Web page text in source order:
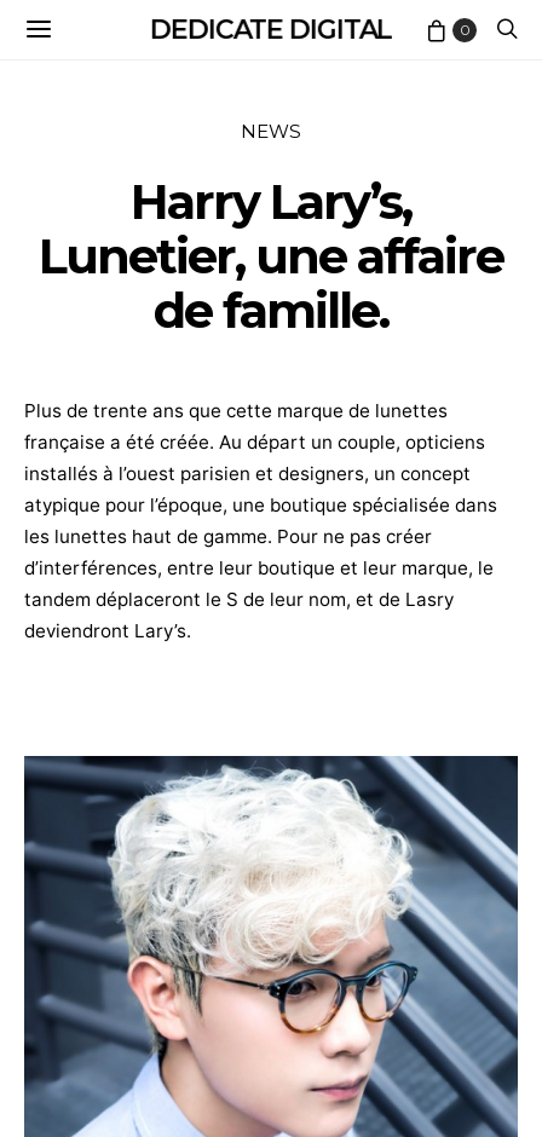
DEDICATE DIGITAL 0
NEWS
Harry Lary’s,
Lunetier, une affaire
de famille.
Plus de trente ans que cette marque de lunettes
française a été créée. Au départ un couple, opticiens
installés à l’ouest parisien et designers, un concept
atypique pour l’époque, une boutique spécialisée dans
les lunettes haut de gamme. Pour ne pas créer
d’interférences, entre leur boutique et leur marque, le
tandem déplaceront le S de leur nom, et de Lasry
deviendront Lary’s.